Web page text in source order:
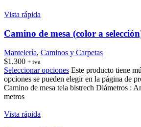
Vista rápida
Camino de mesa (color a
Mantelería, Caminos y Carpetas
$1.300 + iva
Seleccionar opciones Este producto tiene
opciones se pueden elegir en la página de
Camino de mesa tela bistrech Diámetros :
metros
Vista rápida